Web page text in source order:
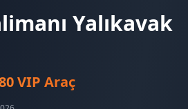
Yalıkavak
VIP Araç